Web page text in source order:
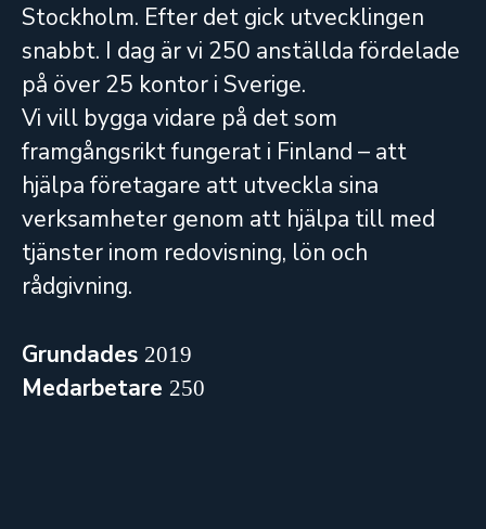
Stockholm. Efter det gick utvecklingen
snabbt. I dag är vi 250 anställda fördelade
på över 25 kontor i Sverige.
Vi vill bygga vidare på det som
framgångsrikt fungerat i Finland – att
hjälpa företagare att utveckla sina
verksamheter genom att hjälpa till med
tjänster inom redovisning, lön och
rådgivning.
Grundades 2019
Medarbetare 250